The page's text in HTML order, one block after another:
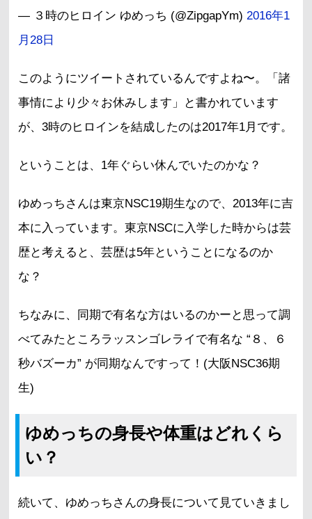
— ３時のヒロイン ゆめっち (@ZipgapYm) 2016年1
月28日
このようにツイートされているんですよね〜。「諸
事情により少々お休みします」と書かれています
が、3時のヒロインを結成したのは2017年1月です。
ということは、1年ぐらい休んでいたのかな？
ゆめっちさんは東京NSC19期生なので、2013年に吉
本に入っています。東京NSCに入学した時からは芸
歴と考えると、芸歴は5年ということになるのか
な？
ちなみに、同期で有名な方はいるのかーと思って調
べてみたところラッスンゴレライで有名な “８、６
秒バズーカ” が同期なんですって！(大阪NSC36期
生)
ゆめっちの身長や体重はどれくら
い？
続いて、ゆめっちさんの身長について見ていきまし